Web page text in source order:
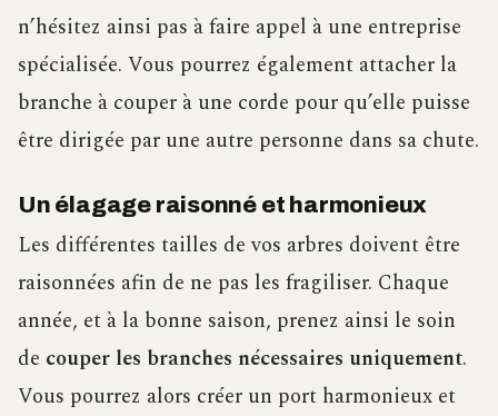
n’hésitez ainsi pas à faire appel à une entreprise
spécialisée. Vous pourrez également attacher la
branche à couper à une corde pour qu’elle puisse
être dirigée par une autre personne dans sa chute.
Un élagage raisonné et harmonieux
Les différentes tailles de vos arbres doivent être
raisonnées afin de ne pas les fragiliser. Chaque
année, et à la bonne saison, prenez ainsi le soin
de couper les branches nécessaires uniquement.
Vous pourrez alors créer un port harmonieux et